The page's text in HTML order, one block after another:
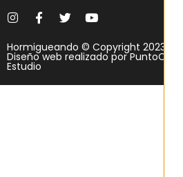
Hormigueando © Copyright 2023.
Diseño web realizado porPuntoCom
Estudio